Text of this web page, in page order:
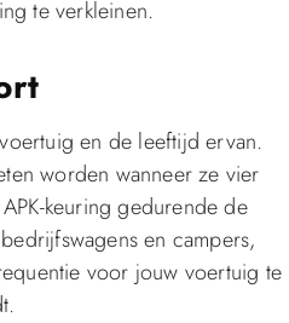
te verkleinen.
en de leeftijd ervan.
worden wanneer ze vier
keuring gedurende de
en campers,
voor jouw voertuig te